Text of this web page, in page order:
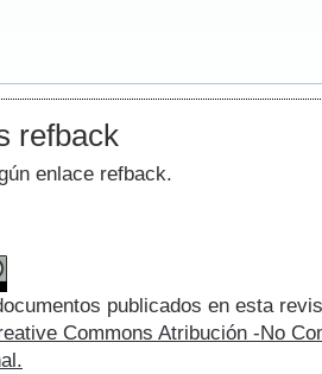
refback
enlace refback.
publicados en esta
Commons Atribución -No